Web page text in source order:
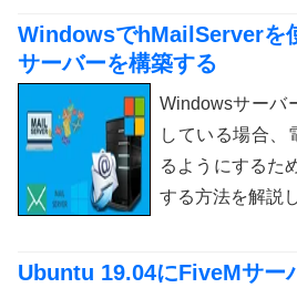
WindowsでhMailServerを
サーバーを構築する
Windowsサーバ
している場合、
るようにするた
する方法を解説
Ubuntu 19.04にFiveMサー